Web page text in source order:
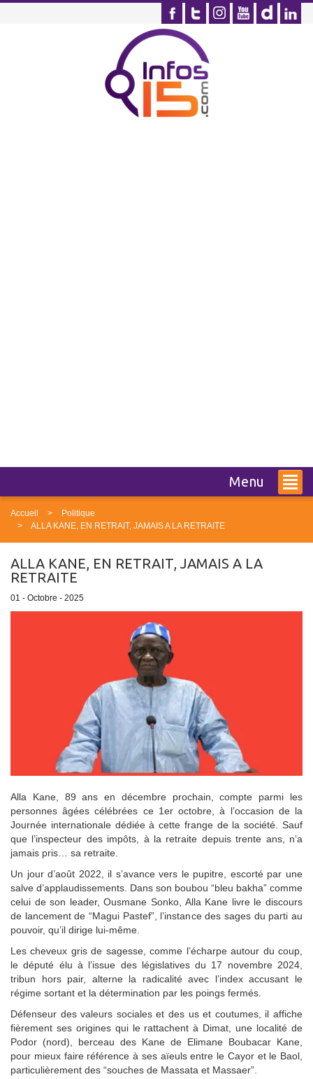
Menu
Accueil
Politique
ALLA KANE, EN RETRAIT, JAMAIS A LA RETRAITE
ALLA KANE, EN RETRAIT, JAMAIS A LA
RETRAITE
01 - Octobre - 2025
Alla Kane, 89 ans en décembre prochain, compte parmi les
personnes âgées célébrées ce 1er octobre, à l’occasion de la
Journée internationale dédiée à cette frange de la société. Sauf
que l’inspecteur des impôts, à la retraite depuis trente ans, n’a
jamais pris… sa retraite.
Un jour d’août 2022, il s’avance vers le pupitre, escorté par une
salve d’applaudissements. Dans son boubou “bleu bakha” comme
celui de son leader, Ousmane Sonko, Alla Kane livre le discours
de lancement de “Magui Pastef”, l’instance des sages du parti au
pouvoir, qu’il dirige lui-même.
Les cheveux gris de sagesse, comme l’écharpe autour du coup,
le député élu à l’issue des législatives du 17 novembre 2024,
tribun hors pair, alterne la radicalité avec l’index accusant le
régime sortant et la détermination par les poings fermés.
Défenseur des valeurs sociales et des us et coutumes, il affiche
fièrement ses origines qui le rattachent à Dimat, une localité de
Podor (nord), berceau des Kane de Elimane Boubacar Kane,
pour mieux faire référence à ses aïeuls entre le Cayor et le Baol,
particulièrement des “souches de Massata et Massaer”.